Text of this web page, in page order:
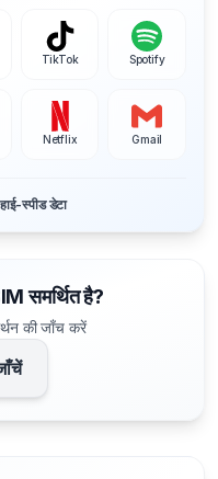
TikTok Spotify
Netflix Gmail
हाई-स्पीड डेटा
समर्थित है?
की जाँच करें